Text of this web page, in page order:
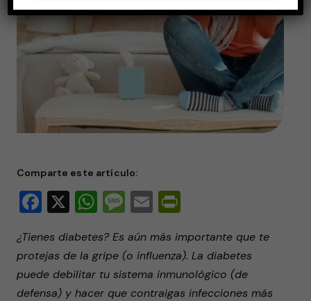
Comparte este artículo:
Facebook
X WhatsApp
Message
Email
¿Tienes diabetes? Es aún más importante que te
protejas de la gripe (o influenza). La diabetes
puede debilitar tu sistema inmunológico (de
defensa) y hacer que contraigas infecciones más